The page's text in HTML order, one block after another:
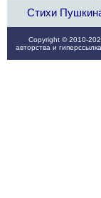
Стихи
Copyright © 2010-
авторства и